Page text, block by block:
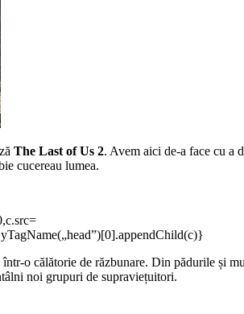
The Last of Us 2. Avem aici de-a face cu a
cucereau lumea.
o călătorie de răzbunare. Din pădurile și
noi grupuri de supraviețuitori.